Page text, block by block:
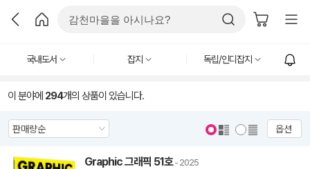
국내도서 잡지 독립/인디잡지
이 분야에 294개의 상품이 있습니다.
옵션
Graphic 그래픽 51호- 2025